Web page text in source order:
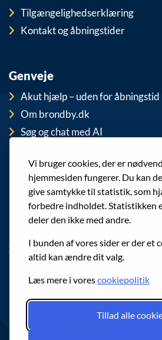
Vi bruger cookies, der er
hjemmesiden fungerer. Du kan
give samtykke til statistik, som
forbedre indholdet. Statistikken
deler den ikke med andre.
I bunden af vores sider er der et
altid kan ændre dit valg.
Læs mere i vorescookiepolitik
Tillad alle
Tilgængelighedserklæring
Kontakt og åbningstider
Genveje
Akut hjælp – uden for åbningstid
Om brondby.dk
Søg og chat med AI
EAN-numre
Cookies
Privatlivspolitik (GDPR)
Sociale medier
Følg os på Instagram